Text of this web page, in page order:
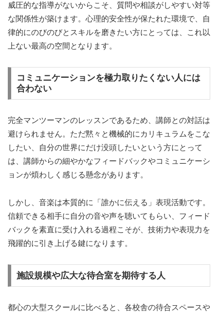
威圧的な指導がないからこそ、質問や相談がしやすい対等
な関係性が築けます。心理的安全性が保たれた環境で、自
律的にのびのびとスキルを磨きたい方にとっては、これ以
上ない最高の空間となります。
コミュニケーションを極力取りたくない人には
合わない
完全マンツーマンのレッスンであるため、講師との対話は
避けられません。ただ黙々と機械的にカリキュラムをこな
したい、自分の世界にだけ没頭したいという方にとって
は、講師からの細やかなフィードバックやコミュニケーシ
ョンが煩わしく感じる懸念があります。
しかし、音楽は本質的に「誰かに伝える」表現活動です。
信頼できる相手に自分の音や声を聴いてもらい、フィード
バックを素直に受け入れる過程こそが、技術力や表現力を
飛躍的に引き上げる鍵になります。
施設規模や広大な待合室を期待する人
都心の大型スクールに比べると、各校舎の待合スペースや